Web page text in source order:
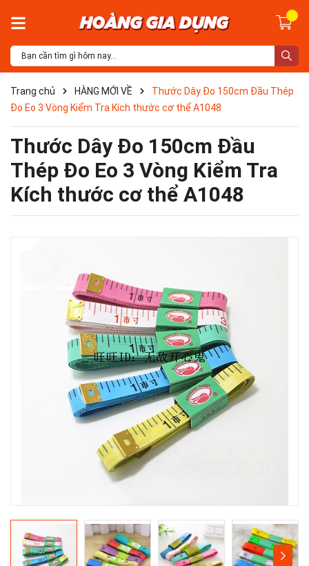
Trang chủ HÀNG MỚI VỀ
Thước Dây Đo 150cm Đầu Thép
Đo Eo 3 Vòng Kiểm Tra Kích thước cơ thể A1048
Thước Dây Đo 150cm Đầu
Thép Đo Eo 3 Vòng Kiểm Tra
Kích thước cơ thể A1048